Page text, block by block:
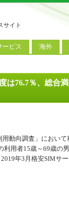
サイト
ービス
リ
小売
海外
Androidニ
インバウン
76.7％、総合
動向調査」において
利用者15歳～69歳の
年3月格安SIMサ